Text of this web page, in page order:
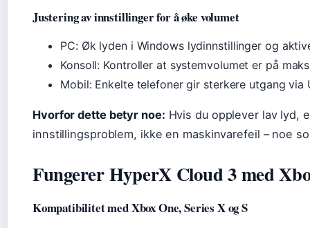
Justering av innstillinger for å øke volumet
PC: Øk lyden i Windows lydinnstillinger og
Konsoll: Kontroller at systemvolumet er på
Mobil: Enkelte telefoner gir sterkere utgang via
Hvorfor dette betyr noe: Hvis du opplever lav lyd,
innstillingsproblem, ikke en maskinvarefeil – noe
Fungerer HyperX Cloud 3 med
Kompatibilitet med Xbox One, Series X og S